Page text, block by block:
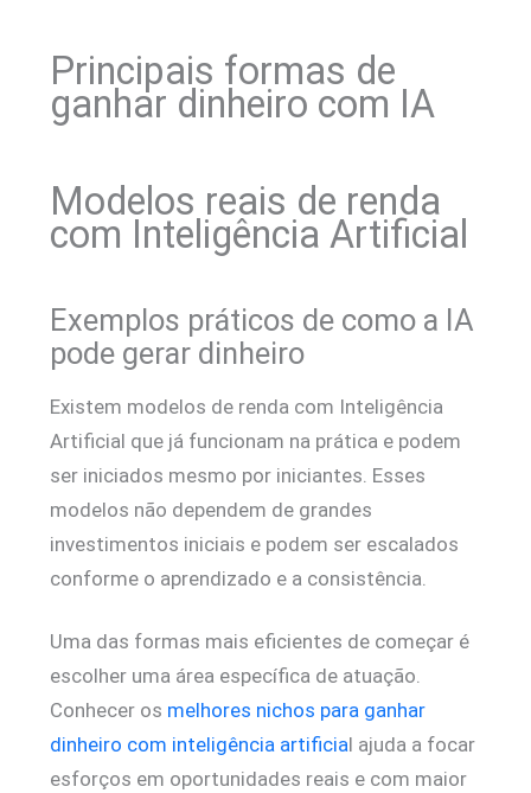
Principais formas de
ganhar dinheiro com IA
Modelos reais de renda
com Inteligência Artificial
Exemplos práticos de como a IA
pode gerar dinheiro
Existem modelos de renda com Inteligência
Artificial que já funcionam na prática e podem
ser iniciados mesmo por iniciantes. Esses
modelos não dependem de grandes
investimentos iniciais e podem ser escalados
conforme o aprendizado e a consistência.
Uma das formas mais eficientes de começar é
escolher uma área específica de atuação.
Conhecer os melhores nichos para ganhar
dinheiro com inteligência artificial ajuda a focar
esforços em oportunidades reais e com maior